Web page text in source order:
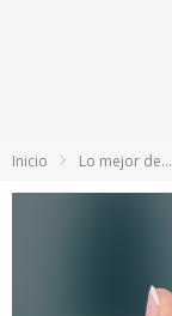
Inicio Lo mejor de...